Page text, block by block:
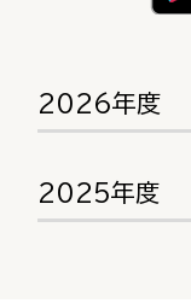
2026年度
2025年度